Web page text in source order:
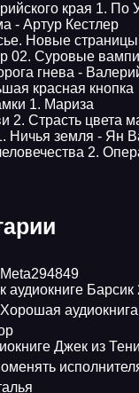
края 1.
- Артур Кестлер
Новые
02. Суровые
гнева -
красная кнопка
1. Мариза
2. Страсть цвета
Ничья земля - Ян
2.
Meta294849
к аудиокниге
Хорошая
Джек из